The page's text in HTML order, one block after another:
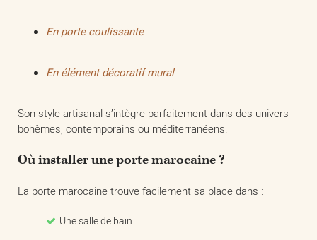
En porte coulissante
En élément décoratif mural
Son style artisanal s’intègre parfaitement dans des univers
bohèmes, contemporains ou méditerranéens.
Où installer une porte marocaine ?
La porte marocaine trouve facilement sa place dans :
Une salle de bain